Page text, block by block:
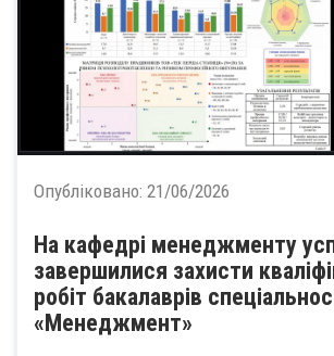
Опубліковано: 21/06/2026
На кафедрі менеджменту
завершилися захисти
робіт бакалаврів
«Менеджмент»